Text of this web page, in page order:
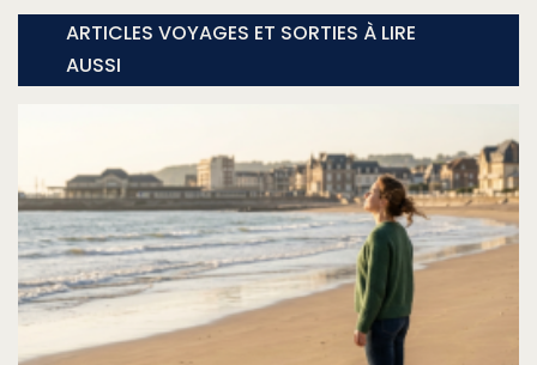
ARTICLES VOYAGES ET SORTIES À LIRE
AUSSI